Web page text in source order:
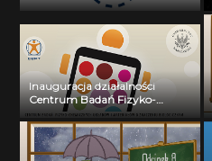
Inauguracja działalności
Centrum Badań Fizyko-
Chemicznych Układów i
Materiałów o Znaczeniu
Biologicznym: dr Krzysztof
Ginalski